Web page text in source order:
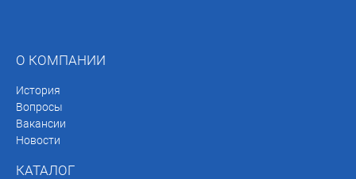
О КОМПАНИИ
История
Вопросы
Вакансии
Новости
КАТАЛОГ